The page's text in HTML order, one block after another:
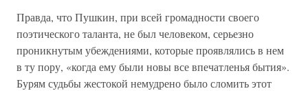
Правда, что Пушкин, при всей громадности своего
поэтического таланта, не был человеком, серьезно
проникнутым убеждениями, которые проявлялись в нем
в ту пору, «когда ему были новы все впечатленья бытия».
Бурям судьбы жестокой немудрено было сломить этот